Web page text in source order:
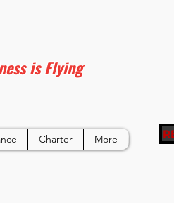
is Flying
Charter More